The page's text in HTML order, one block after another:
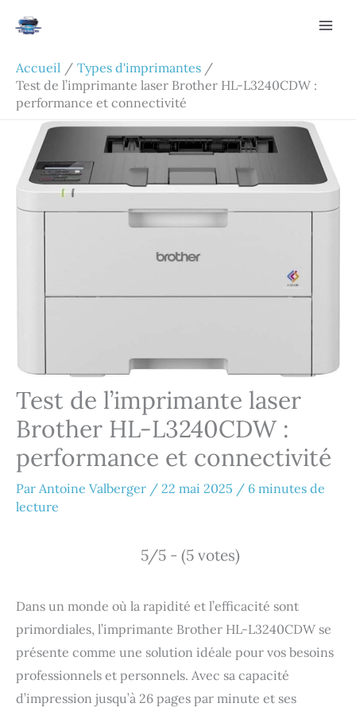
Accueil
Types d'imprimantes
Test de l’imprimante laser Brother HL-L3240CDW :
performance et connectivité
Test de l’imprimante laser
Brother HL-L3240CDW :
performance et connectivité
Par Antoine Valberger / 22 mai 2025 / 6 minutes de
lecture
5/5 - (5 votes)
Dans un monde où la rapidité et l’efficacité sont
primordiales, l’imprimante Brother HL-L3240CDW se
présente comme une solution idéale pour vos besoins
professionnels et personnels. Avec sa capacité
d’impression jusqu’à 26 pages par minute et ses
Rechercher